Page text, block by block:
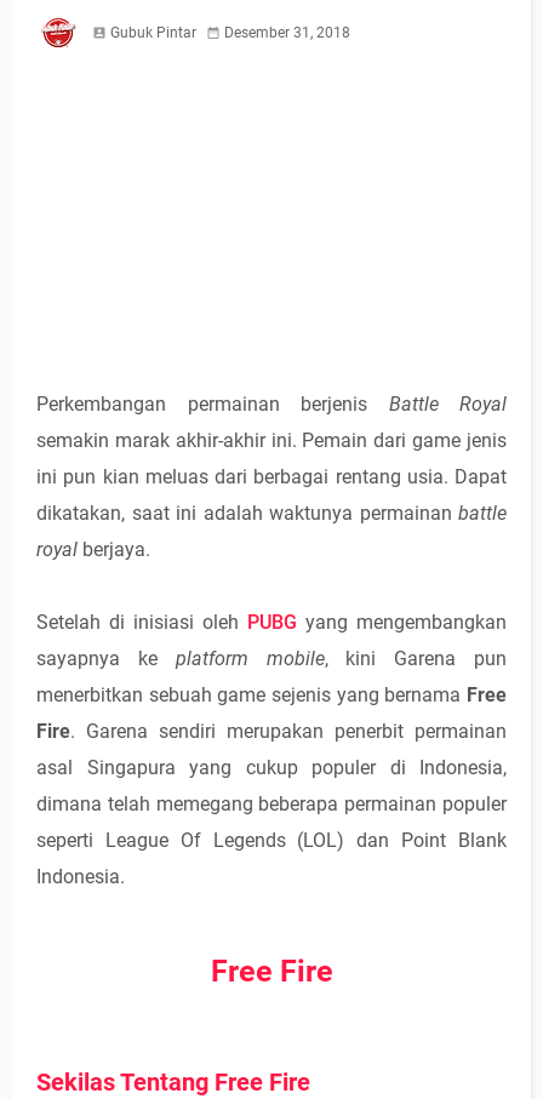
Gubuk Pintar Desember 31, 2018
Perkembangan permainan berjenis Battle Royal
semakin marak akhir-akhir ini. Pemain dari game jenis
ini pun kian meluas dari berbagai rentang usia. Dapat
dikatakan, saat ini adalah waktunya permainan battle
royal berjaya.
Setelah di inisiasi oleh PUBG yang mengembangkan
sayapnya ke platform mobile, kini Garena pun
menerbitkan sebuah game sejenis yang bernama Free
Fire. Garena sendiri merupakan penerbit permainan
asal Singapura yang cukup populer di Indonesia,
dimana telah memegang beberapa permainan populer
seperti League Of Legends (LOL) dan Point Blank
Indonesia.
Free Fire
Sekilas Tentang Free Fire